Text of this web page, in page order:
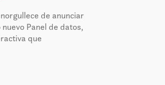
de anunciar
Panel de datos,
que